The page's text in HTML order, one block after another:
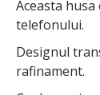
Aceasta
telefonului.
Designul
rafinament.